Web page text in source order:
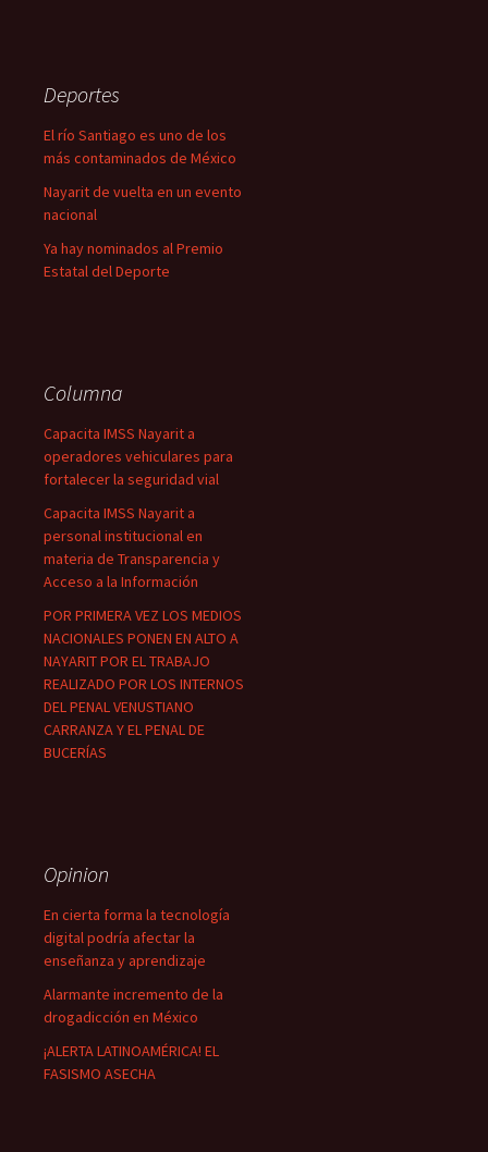
Deportes
El río Santiago es uno de los
más contaminados de México
Nayarit de vuelta en un evento
nacional
Ya hay nominados al Premio
Estatal del Deporte
Columna
Capacita IMSS Nayarit a
operadores vehiculares para
fortalecer la seguridad vial
Capacita IMSS Nayarit a
personal institucional en
materia de Transparencia y
Acceso a la Información
POR PRIMERA VEZ LOS MEDIOS
NACIONALES PONEN EN ALTO A
NAYARIT POR EL TRABAJO
REALIZADO POR LOS INTERNOS
DEL PENAL VENUSTIANO
CARRANZA Y EL PENAL DE
BUCERÍAS
Opinion
En cierta forma la tecnología
digital podría afectar la
enseñanza y aprendizaje
Alarmante incremento de la
drogadicción en México
¡ALERTA LATINOAMÉRICA! EL
FASISMO ASECHA